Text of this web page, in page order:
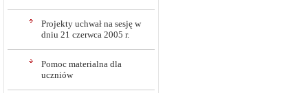
Projekty uchwał na sesję w
dniu 21 czerwca 2005 r.
Pomoc materialna dla
uczniów